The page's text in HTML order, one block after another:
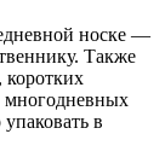
носке —
Также
коротких
многодневных
в